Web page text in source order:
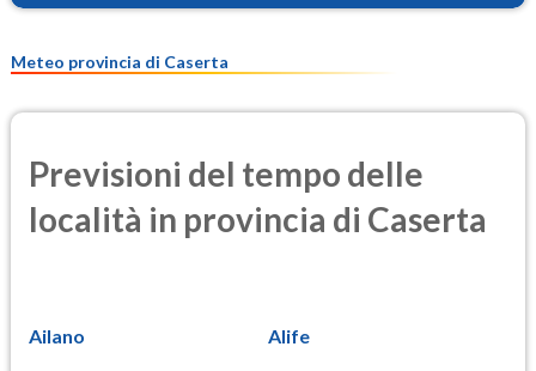
PM25
Meteo provincia di Caserta
Previsioni del tempo delle
località in provincia di Caserta
Ailano Alife